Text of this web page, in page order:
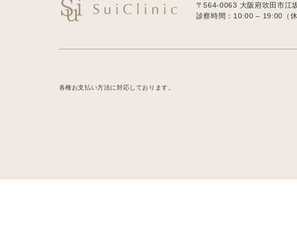
〒564-0063 大阪府吹田市江
診察時間：10:00 – 19:00 （
各種お支払い方法に対応しております。